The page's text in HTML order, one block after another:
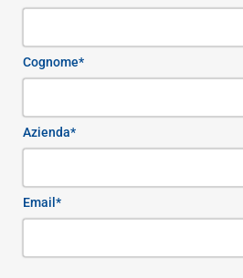
Cognome*
Azienda*
Email*